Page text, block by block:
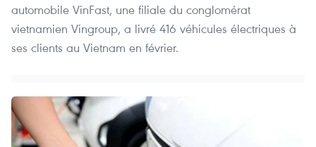
automobile VinFast, une filiale du conglomérat
vietnamien Vingroup, a livré 416 véhicules électriques à
ses clients au Vietnam en février.